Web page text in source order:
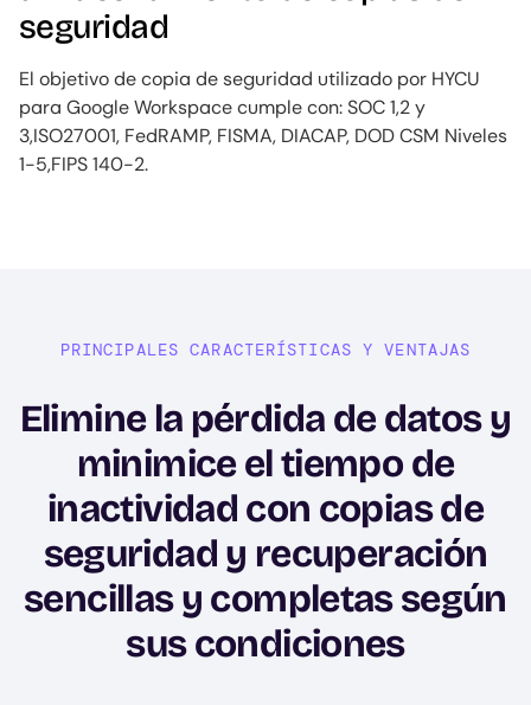
seguridad
El objetivo de copia de seguridad utilizado por HYCU
para Google Workspace cumple con: SOC 1,2 y
3,ISO27001, FedRAMP, FISMA, DIACAP, DOD CSM Niveles
1-5,FIPS 140-2.
PRINCIPALES CARACTERÍSTICAS Y VENTAJAS
Elimine la pérdida de datos y
minimice el tiempo de
inactividad con copias de
seguridad y recuperación
sencillas y completas según
sus condiciones